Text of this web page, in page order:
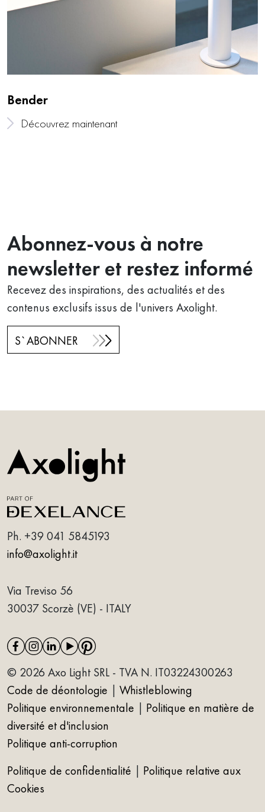
Bender
Découvrez maintenant
Abonnez-vous à notre
newsletter et restez informé
Recevez des inspirations, des actualités et des
contenus exclusifs issus de l'univers Axolight.
S`ABONNER
Ph. +39 041 5845193
info@axolight.it
Via Treviso 56
30037 Scorzè (VE) - ITALY
© 2026 Axo Light SRL - TVA N. IT03224300263
Code de déontologie | Whistleblowing
Politique environnementale | Politique en matière de
diversité et d'inclusion
Politique anti-corruption
Politique de confidentialité | Politique relative aux
Cookies